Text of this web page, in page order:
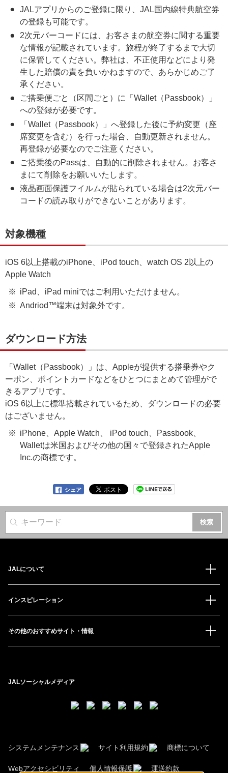
JALアプリからのご登録に限り、JAL国内線特典航空券
の登録も可能です。
2次元バーコードには、お客さまの航空券に関する重要
な情報が記載されています。旅程が終了するまで大切
に保管してください。弊社は、不正使用などにより発
生した賠償の責を負いかねますので、あらかじめご了
承ください。
ご搭乗便ごと（区間ごと）に「Wallet（Passbook）」
への登録が必要です。
「Wallet（Passbook）」へ登録した後に予約変更（座
席変更を含む）を行った場合、自動更新されません。
再登録が必要なのでご注意ください。
ご搭乗後のPassは、自動的に削除されません。お客さ
まにて削除をお願いいたします。
液晶画面保護フイルムが貼られている場合は2次元バー
コードの読み取りができないことがあります。
対象機種
iOS 6以上搭載のiPhone、iPod touch、watch OS 2以上の
Apple Watch
iPad、iPad miniではご利用いただけません。
Andriod™端末は対象外です。
ダウンロード方法
「Wallet（Passbook）」は、Appleが提供する搭乗券やク
ーポン、ポイントカードなどをひとつにまとめて管理がで
きるアプリです。
iOS 6以上に標準搭載されているため、ダウンロードの必要
はございません。
iPhone、Apple Watch、 iPod touch、Passbook、
Walletは米国およびその他の国々で登録されたApple
Inc.の商標です。
シェア
サイト内検索
JALについて
インスピレーション
その他のおすすめサイト・情報
JALソーシャルメディア
システムメンテナンス サイト利用規約 商標について
Webアクセシビリティ 個人情報保護 運送約款